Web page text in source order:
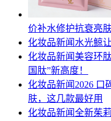
价补水修护抗衰亮
化妆品新闻 水光鲸
化妆品新闻美容环
国肽”新高度！
化妆品新闻 2026 口
肤，这几款最好用
化妆品新闻全新茱